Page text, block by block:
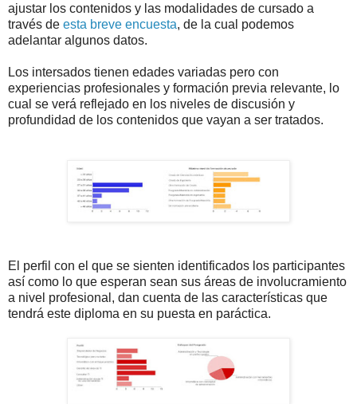
ajustar los contenidos y las modalidades de cursado a
través de esta breve encuesta, de la cual podemos
adelantar algunos datos.
Los intersados tienen edades variadas pero con
experiencias profesionales y formación previa relevante, lo
cual se verá reflejado en los niveles de discusión y
profundidad de los contenidos que vayan a ser tratados.
El perfil con el que se sienten identificados los participantes
así como lo que esperan sean sus áreas de involucramiento
a nivel profesional, dan cuenta de las características que
tendrá este diploma en su puesta en paráctica.